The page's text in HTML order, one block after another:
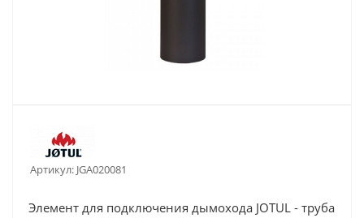
Артикул: JGA020081
Элемент для подключения дымохода JOTUL - труба